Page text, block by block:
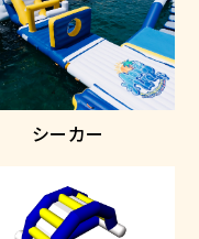
シーカー